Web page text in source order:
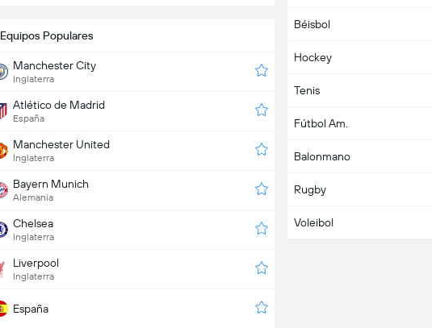
Armenia
Aruba
Asia
Australia
Austria
Azerbaiyán
Bahamas
Béisbol
Hockey
Tenis
Fútbol Am.
Balonmano
Rugby
Voleibol
Equipos Populares
Manchester City
Inglaterra
Atlético de Madrid
España
Manchester United
Inglaterra
Bayern Munich
Alemania
Chelsea
Inglaterra
Liverpool
Inglaterra
España